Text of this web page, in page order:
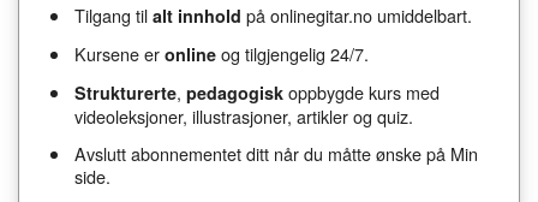
Tilgang til alt innhold på onlinegitar.no umiddelbart.
Kursene er online og tilgjengelig 24/7.
Strukturerte, pedagogisk oppbygde kurs med
videoleksjoner, illustrasjoner, artikler og quiz.
Avslutt abonnementet ditt når du måtte ønske på Min
side.